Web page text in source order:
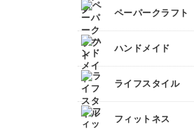
ジェルキャンドル
ボタニカルキャンドル
韓国キャンドル
アロマキャンドル
サシェ
トールペイント
上絵付け
すべて
ペン字
筆文字
ペーパークラフト
すべて
ペーパーアート
切り絵
ラッピング
折り紙
ハンドメイド
すべて
石鹸作り
羊毛フェルト
ライフスタイル
すべてフィットネス